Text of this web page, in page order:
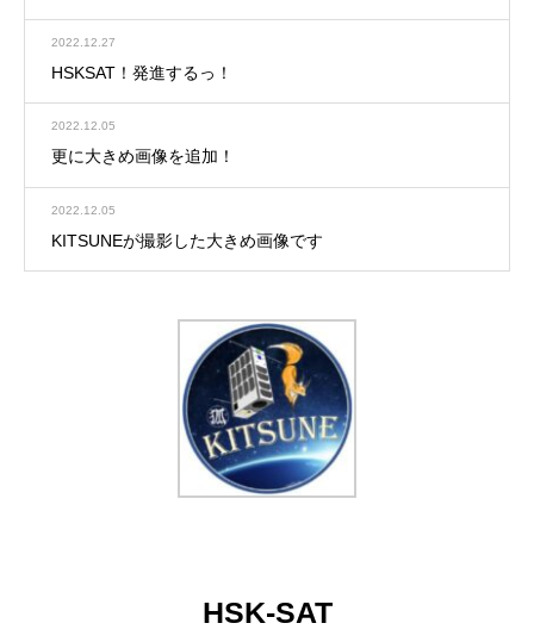
2022.12.27
HSKSAT！発進するっ！
2022.12.05
更に大きめ画像を追加！
2022.12.05
KITSUNEが撮影した大きめ画像です
HSK-SAT